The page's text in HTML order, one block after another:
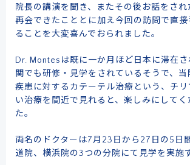
院長の講演を聞き、またその後お話をされ
再会できたこととに加え今回の訪問で直
ることを大変喜んでおられました。
Dr. Montesは既に一か月ほど日本に滞在
関でも研修・見学をされているそうで、
疾患に対するカテーテル治療という、チリ
い治療を間近で見れると、楽しみにしてく
た。
両名のドクターは7月23日から27日の5日
道院、横浜院の3つの分院にて見学を実施